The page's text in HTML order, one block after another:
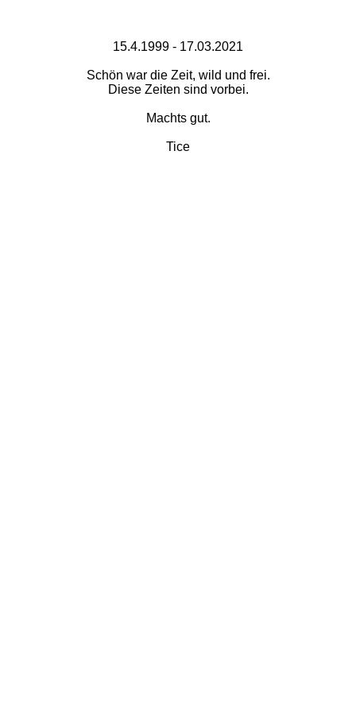
15.4.1999 - 17.03.2021
Schön war die Zeit, wild und frei.
Diese Zeiten sind vorbei.
Machts gut.
Tice